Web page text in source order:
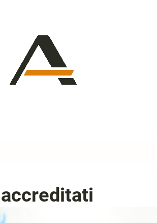
accreditati